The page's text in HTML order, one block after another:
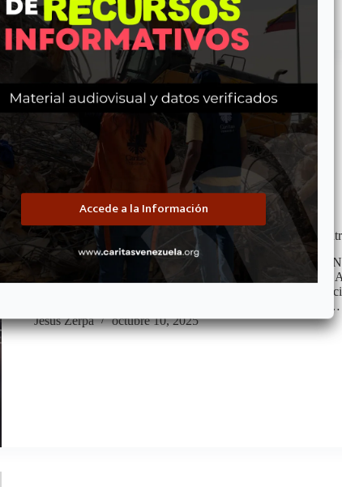
Accede a la Información
Terminos de Referencias
Términos de Referencia – Atención Integral
ATENCIÓN INTEGRAL NUTRICIONAL FOCALIZADA A
MUJERESEMBARAZADAS Y MADRES LACTANTES EN
Introducción:Caritas de Venezuela es una organización de
sin fines de lucro, no gubernamental y con personalidad jurídica…
Jesus Zerpa
octubre 10, 2025